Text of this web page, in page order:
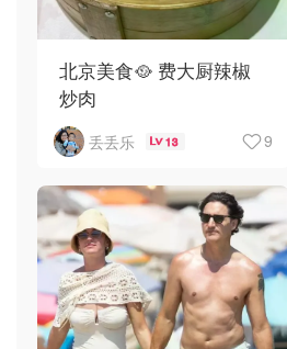
北京美食🥘 费大厨辣椒
炒肉
丢丢乐 13 9